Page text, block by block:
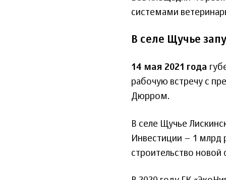
системами
В селе Щучье
14 мая 2021 года
рабочую встречу с
Дюрром.
В селе Щучье
Инвестиции – 1 млрд
строительство